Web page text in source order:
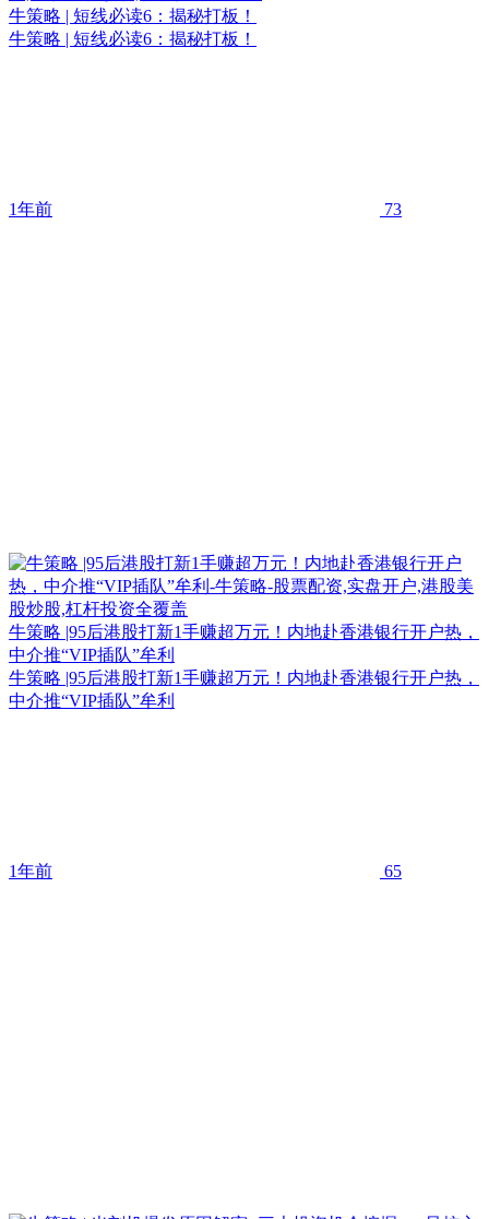
牛策略 | 短线必读6：揭秘打板！
牛策略 | 短线必读6：揭秘打板！
1年前 73
牛策略 |95后港股打新1手赚超万元！内地赴香港银行开户热，
中介推“VIP插队”牟利
牛策略 |95后港股打新1手赚超万元！内地赴香港银行开户热，
中介推“VIP插队”牟利
1年前 65